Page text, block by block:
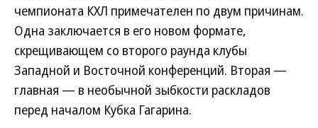
чемпионата КХЛ примечателен по двум причинам.
Одна заключается в его новом формате,
скрещивающем со второго раунда клубы
Западной и Восточной конференций. Вторая —
главная — в необычной зыбкости раскладов
перед началом Кубка Гагарина.